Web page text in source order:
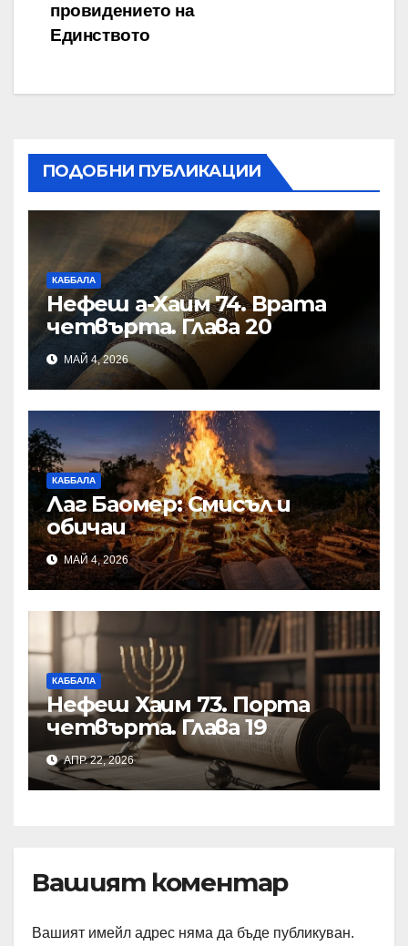
провидението на
Единството
ПОДОБНИ ПУБЛИКАЦИИ
КАББАЛА
Нефеш а-Хаим 74. Врата
четвърта. Глава 20
МАЙ 4, 2026
КАББАЛА
Лаг Баомер: Смисъл и
обичаи
МАЙ 4, 2026
КАББАЛА
Нефеш Хаим 73. Порта
четвърта. Глава 19
АПР. 22, 2026
Вашият коментар
Вашият имейл адрес няма да бъде публикуван.